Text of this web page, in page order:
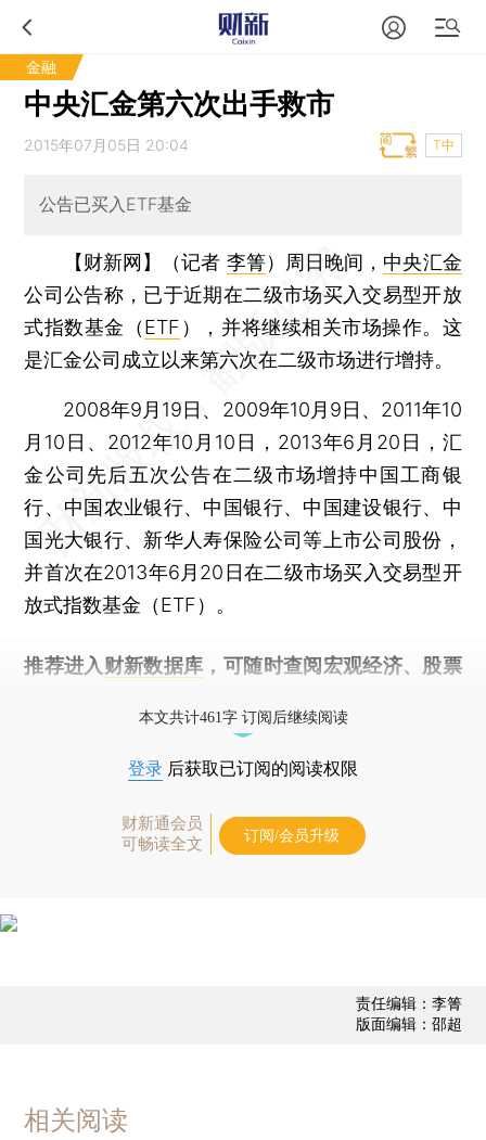
金融
中央汇金第六次出手救市
2015年07月05日 20:04 T中
公告已买入ETF基金
【财新网】（记者 李箐） 周日晚间， 中央汇金
公司公告称，已于近期在二级市场买入交易型开放
式指数基金（ETF ），并将继续相关市场操作。这
是汇金公司成立以来第六次在二级市场进行增持。
2008年9月19日、2009年10月9日、2011年10
月10日、2012年10月10日，2013年6月20日，汇
金公司先后五次公告在二级市场增持中国工商银
行、中国农业银行、中国银行、中国建设银行、中
国光大银行、新华人寿保险公司等上市公司股份，
并首次在2013年6月20日在二级市场买入交易型开
放式指数基金（ETF）。
推荐进入 财新数据库 ，可随时查阅宏观经济、股票
本文共计461字 订阅后继续阅读
登录 后获取已订阅的阅读权限
财新通会员
可畅读全文
订阅/会员升级
责任编辑：李箐
版面编辑：邵超
相关阅读